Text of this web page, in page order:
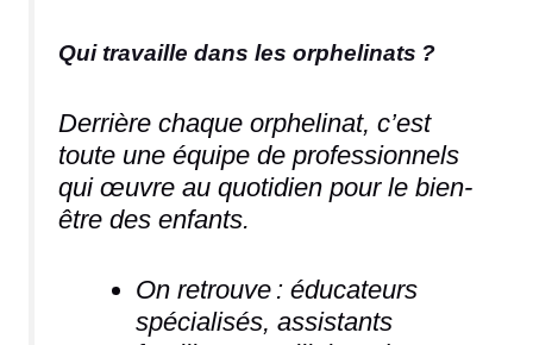
Qui travaille dans les orphelinats ?
Derrière chaque orphelinat, c’est
toute une équipe de professionnels
qui œuvre au quotidien pour le bien-
être des enfants.
On retrouve : éducateurs
spécialisés, assistants